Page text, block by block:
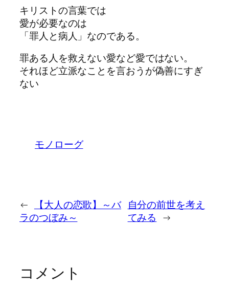
キリストの言葉では
愛が必要なのは
「罪人と病人」なのである。
罪ある人を救えない愛など愛ではない。
それほど立派なことを言おうが偽善にすぎ
ない
モノローグ
←
【大人の恋歌】～バ
ラのつぼみ～
自分の前世を考え
てみる →
コメント